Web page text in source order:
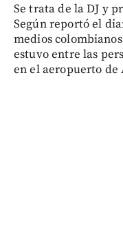
Se trata de la DJ y
Según reportó el
medios
estuvo entre las
en el aeropuerto de